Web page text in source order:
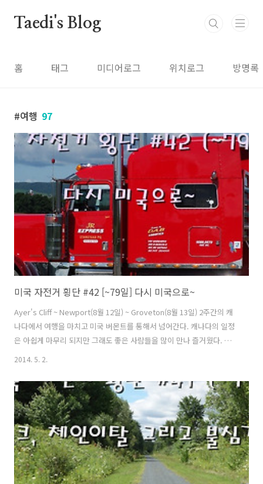
Taedi's Blog
홈 태그 미디어로그 위치로그 방명록
여행 97
미국 자전거 횡단 #42 [~79일] 다시 미국으로~
Ayer's Cliff ~ Newport(8월 12일) ~ Groveton(8월 13일) 2주간의 캐
나다에서 여행을 마치고 미국 버몬트를 통해서 넘어간다. 캐나다의 일정
은 아쉽게 마무리 되지만 그래도 좋은 사람들을 많이 만나 즐거웠다. 나
중에 기회가 된다면 토론트, 몬트리올, 오타와 같은 도시들을 꼭 다시 가
출발 준비를 한다. 쫓기듯 다음 목적지를 향해 새벽이나 아침일찍 출발해
야 된다는 부담감이 없어졌다. 캠핑장에서 아침식사를 하지 않고 나와서
서브웨이에 먹기위해 들어갔다. 미국에서는 서브웨이를 잘 이용하지 않
았는데 캐나다에서는 몇번 이용했다. 메뉴는 실수하지 않기 위해 늘 주문
하는 것으로 했다. 괜히 다른거 주문하다가 맛없으면 후회..
2014. 5. 2.